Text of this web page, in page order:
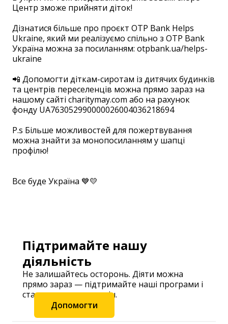
Центр зможе прийняти діток!
Дізнатися більше про проєкт OTP Bank Helps
Ukraine, який ми реалізуємо спільно з OTP Bank
Україна можна за посиланням: otpbank.ua/helps-
ukraine
📲 Допомогти діткам-сиротам із дитячих будинків
та центрів переселенців можна прямо зараз на
нашому сайті charitymay.com або на рахунок
фонду UA763052990000026004036218694
P.s Більше можливостей для пожертвування
можна знайти за монопосиланням у шапці
профілю!
Все буде Україна 💙💛
Підтримайте нашу
діяльність
Не залишайтесь осторонь. Діяти можна
прямо зараз — підтримайте наші програми і
станьте частиною змін.
Допомогти